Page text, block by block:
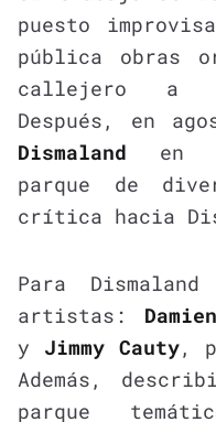
puesto
pública obras
callejero a
Después, en
Dismaland en
parque de
crítica hacia
Para
artistas:
y Jimmy Cauty,
Además,
parque